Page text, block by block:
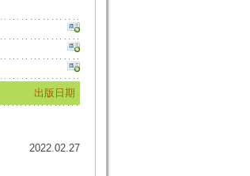
出版日期
2022.02.27